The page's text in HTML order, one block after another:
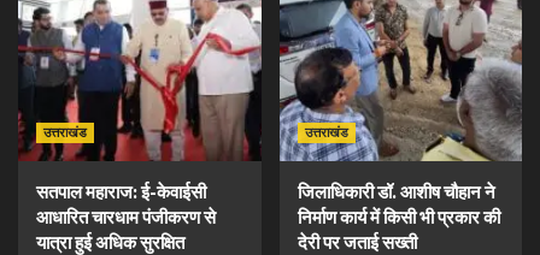
उत्तराखंड
सतपाल महाराज: ई-केवाईसी
आधारित चारधाम पंजीकरण से
यात्रा हुई अधिक सुरक्षित
उत्तराखंड
जिलाधिकारी डॉ. आशीष चौहान ने
निर्माण कार्य में किसी भी प्रकार की
देरी पर जताई सख्ती